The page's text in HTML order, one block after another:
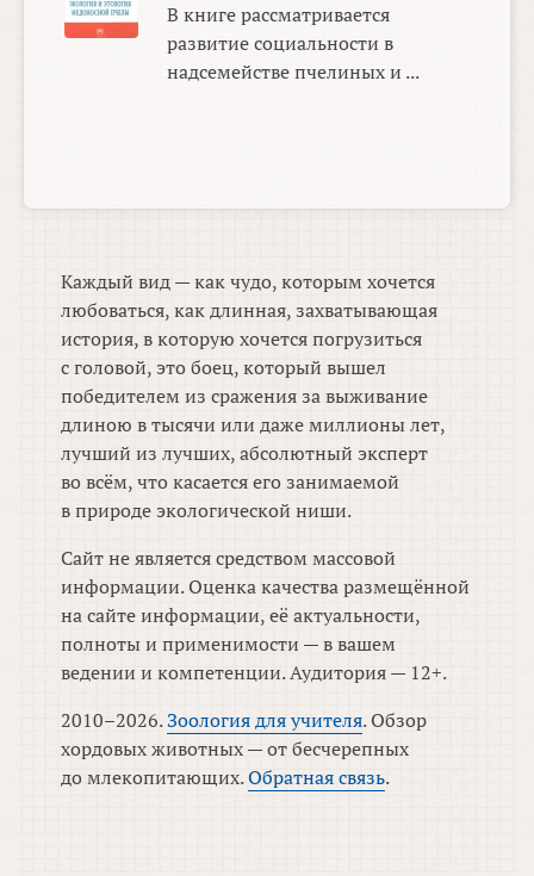
В книге рассматривается
развитие социальности в
надсемействе пчелиных и ...
Каждый вид — как чудо, которым хочется
любоваться, как длинная, захватывающая
история, в которую хочется погрузиться
с головой, это боец, который вышел
победителем из сражения за выживание
длиною в тысячи или даже миллионы лет,
лучший из лучших, абсолютный эксперт
во всём, что касается его занимаемой
в природе экологической ниши.
Сайт не является средством массовой
информации. Оценка качества размещённой
на сайте информации, её актуальности,
полноты и применимости — в вашем
ведении и компетенции. Аудитория — 12+.
2010–2026.Зоология для учителя. Обзор
хордовых животных — от бесчерепных
до млекопитающих.Обратная связь.